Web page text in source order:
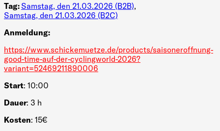
Tag: Samstag, den 21.03.2026 (B2B),
Samstag, den 21.03.2026 (B2C)
Anmeldung:
https://www.schickemuetze.de/products/saisoneroffnung-
good-time-auf-der-cyclingworld-2026?
variant=52469211890006
Start: 10:00
Dauer: 3 h
Kosten: 15€